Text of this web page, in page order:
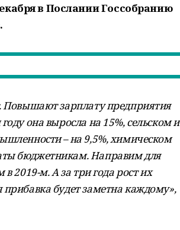
в Послании Госсобранию
Повышают зарплату предприятия
она выросла на 15%, сельском и
– на 9,5%, химическом
бюджетникам. Направим для
2019-м. А за три года рост их
прибавка будет заметна каждому»,